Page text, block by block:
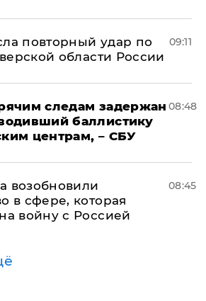
повторный удар по
области России
09:11
следам задержан
баллистику
центрам, – СБУ
08:48
возобновили
в сфере, которая
войну с Россией
08:45